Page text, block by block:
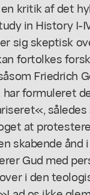
kritik af det
in History I-
sig skeptisk
fortolkes
Friedrich
formuleret
at
skabende
Gud med
i den